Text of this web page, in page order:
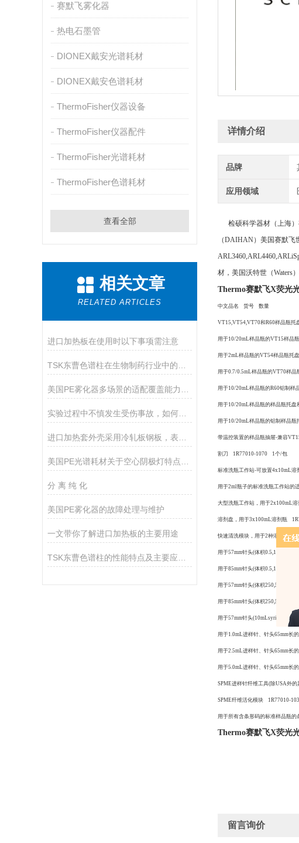
赛默飞雾化器
热电石墨管
DIONEX戴安光谱耗材
DIONEX戴安色谱耗材
ThermoFisher仪器设备
ThermoFisher仪器配件
ThermoFisher光谱耗材
ThermoFisher色谱耗材
查看全部
相关文章
RELATED ARTICLES
进口加热板在使用时以下事项需注意
实验过程中不慎发生受伤事故，如何急救
分 离 纯 化
美国PE雾化器的故障处理与维护
一文带你了解进口加热板的主要用途
详情介绍
品牌
应用领域
检硕科学器材（上海）
（DAIHAN）美国赛默飞
材，美国沃特世（Waters
Thermo赛默飞X荧光
中文品名 货号 数量
VT15,VT54,VT70和R60样品瓶
用于10/20mL样品瓶的VT15样
用于2mL样品瓶的VT54样品瓶
用于0.7/0.5mL样品瓶的VT70样
用于10/20mL样品瓶的R60铝制
用于10/20mL样品瓶的样品瓶托
用于10/20mL样品瓶的铝制样品
带温控装置的样品瓶抽屉-兼容
割刀 1R77010-1070 1个/包
标准洗瓶工作站-可放置4x10mL
用于2ml瓶子的标准洗瓶工作站
大型洗瓶工作站，用于2x100mL
溶剂盘，用于3x100mL溶剂瓶
快速清洗模块，用于2种溶剂
用于57mm针头(体积
用于85mm针头(体积
用于57mm针头(体积
用于85mm针头(体积
用于57mm针头
用于1.0mL进样针、针头65mm
用于2.5mL进样针、针头65mm
用于5.0mL进样针、针头65mm
SPME进样针纤维工具(除USA外
SPME纤维活化模块 1R77010-
用于所有含条形码的标准样品瓶
Thermo赛默飞X荧光
留言询价